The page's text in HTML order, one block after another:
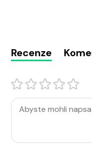
Recenze